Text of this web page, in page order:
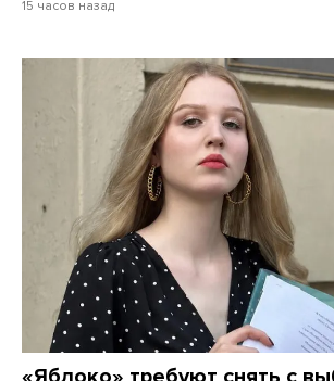
15 часов назад